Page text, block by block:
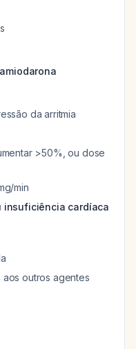
da arritmia
>50%, ou dose
min
insuficiência cardíaca
outros agentes